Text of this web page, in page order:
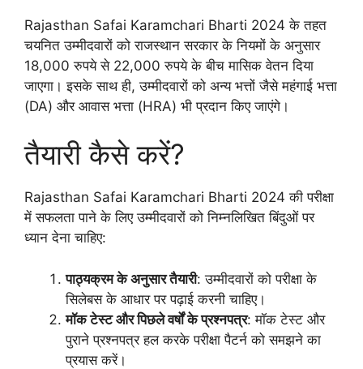
Rajasthan Safai Karamchari Bharti 2024 के तहत
चयनित उम्मीदवारों को राजस्थान सरकार के नियमों के अनुसार
18,000 रुपये से 22,000 रुपये के बीच मासिक वेतन दिया
जाएगा। इसके साथ ही, उम्मीदवारों को अन्य भत्तों जैसे महंगाई भत्ता
(DA) और आवास भत्ता (HRA) भी प्रदान किए जाएंगे।
तैयारी कैसे करें?
Rajasthan Safai Karamchari Bharti 2024 की परीक्षा
में सफलता पाने के लिए उम्मीदवारों को निम्नलिखित बिंदुओं पर
ध्यान देना चाहिए:
पाठ्यक्रम के अनुसार तैयारी: उम्मीदवारों को परीक्षा के
सिलेबस के आधार पर पढ़ाई करनी चाहिए।
मॉक टेस्ट और पिछले वर्षों के प्रश्नपत्र: मॉक टेस्ट और
पुराने प्रश्नपत्र हल करके परीक्षा पैटर्न को समझने का
प्रयास करें।